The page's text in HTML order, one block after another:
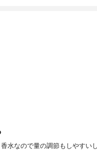
水なので量の調節もしやすい